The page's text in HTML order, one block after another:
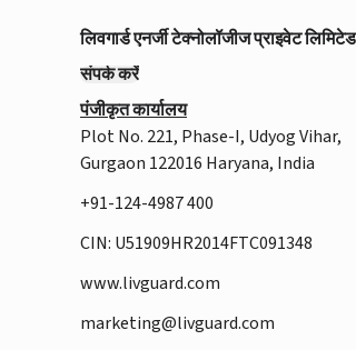
लिवगार्ड एनर्जी टेक्नोलॉजीज प्राइवेट लिमिटेड
संपर्क करें
पंजीकृत कार्यालय
Plot No. 221, Phase-I, Udyog Vihar,
Gurgaon 122016 Haryana, India
+91-124-4987 400
CIN: U51909HR2014FTC091348
www.livguard.com
marketing@livguard.com